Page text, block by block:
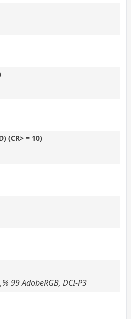
(CR> = 10)
99 AdobeRGB, DCI-P3